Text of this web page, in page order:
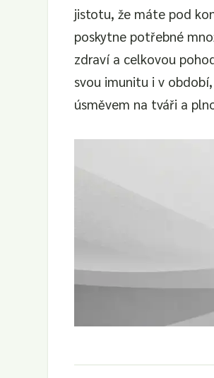
jistotu, že máte pod
poskytne potřebné
zdraví a celkovou
svou imunitu i v
úsměvem na tváři a